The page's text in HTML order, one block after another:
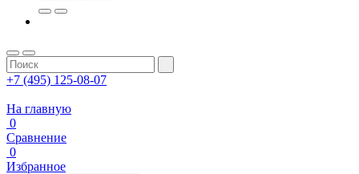
+7 (495) 125-08-07
На главную
0
Сравнение
0
Избранное